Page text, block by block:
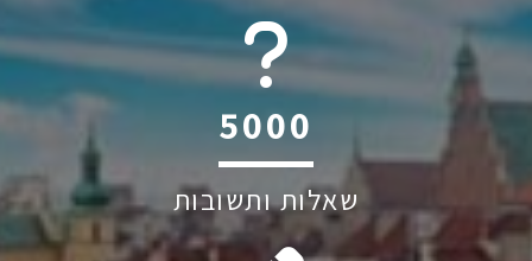
6045
שאלות ותשובות